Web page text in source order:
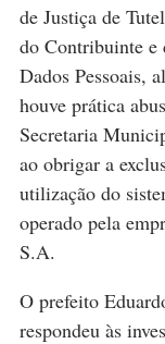
de Justiça de
do Contribuinte e
Dados Pessoais,
houve prática
Secretaria
ao obrigar a
utilização do
operado pela
S.A.
O prefeito
respondeu às